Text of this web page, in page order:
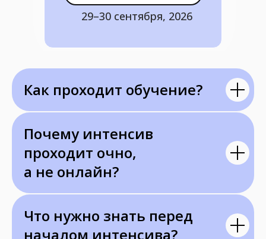
29–30 сентября, 2026
Как проходит обучение?
Почему интенсив
проходит очно,
а не онлайн?
Что нужно знать перед
началом интенсива?